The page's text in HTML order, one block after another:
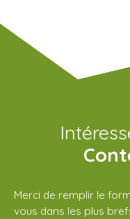
Merci de remplir le
vous dans les plus